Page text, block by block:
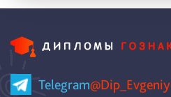
Telegram@Dip_Evgeniy